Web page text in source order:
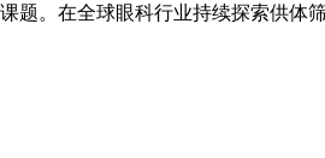
题。在全球眼科行业持续探索供体